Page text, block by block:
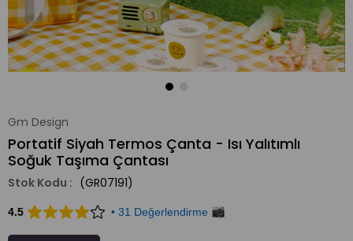
Gm Design
Portatif Siyah Termos Çanta - Isı Yalıtımlı
Soğuk Taşıma Çantası
(GR07191)
4.5 • 31 Değerlendirme